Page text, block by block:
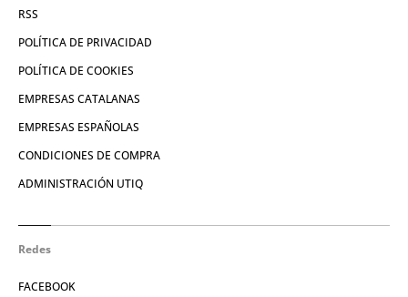
RSS
POLÍTICA DE PRIVACIDAD
POLÍTICA DE COOKIES
EMPRESAS CATALANAS
EMPRESAS ESPAÑOLAS
CONDICIONES DE COMPRA
ADMINISTRACIÓN UTIQ
Redes
FACEBOOK